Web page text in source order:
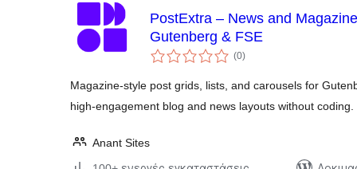
PostExtra – News and Magazine Blog Post Blocks for
Gutenberg & FSE
(0αξιολογήσεις
σύνολο
)
Magazine‑style post grids, lists, and carousels for
high‑engagement blog and news layouts without coding.
Anant Sites